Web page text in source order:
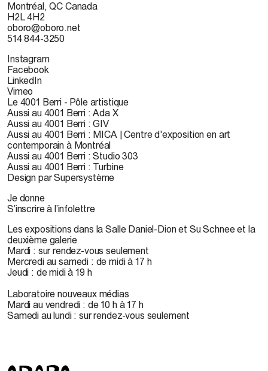
Montréal, QC Canada
H2L 4H2
oboro@oboro.net
514 844-3250
Instagram
Facebook
LinkedIn
Vimeo
Le 4001 Berri - Pôle artistique
Aussi au 4001 Berri : Ada X
Aussi au 4001 Berri : GIV
Aussi au 4001 Berri : MICA | Centre d'exposition en art
contemporain à Montréal
Aussi au 4001 Berri : Studio 303
Aussi au 4001 Berri : Turbine
Design par Supersystème
Je donne
S’inscrire à l’infolettre
Les expositions dans la Salle Daniel-Dion et Su Schnee et la
deuxième galerie
Mardi : sur rendez-vous seulement
Mercredi au samedi : de midi à 17 h
Jeudi : de midi à 19 h
Laboratoire nouveaux médias
Mardi au vendredi : de 10 h à 17 h
Samedi au lundi : sur rendez-vous seulement